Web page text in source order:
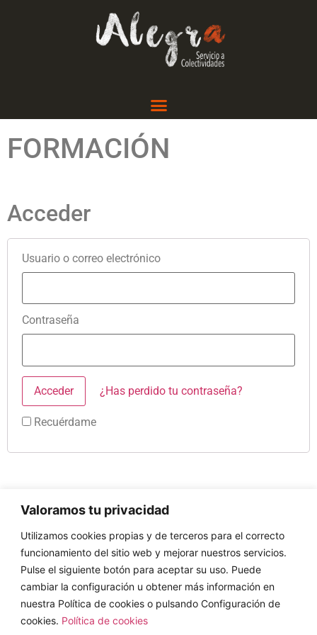
Valoramos tu privacidad
Utilizamos cookies propias y de terceros para el correcto
funcionamiento del sitio web y mejorar nuestros servicios.
Pulse el siguiente botón para aceptar su uso. Puede
cambiar la configuración u obtener más información en
nuestra Política de cookies o pulsando Configuración de
cookies. Política de cookies
FORMACIÓN
Acceder
Usuario o correo electrónico
Contraseña
¿Has perdido tu contraseña?
Recuérdame
DIRECCIÓN
C/.
Tormes, 6
28840 –
Mejorada
del
CONTACTO
Tel:
91
392 35 59
www.alegra.com.es
info@alegra.com.es
Política de
Privacidad
Aviso Legal
Canal de Denuncias
Anónimas